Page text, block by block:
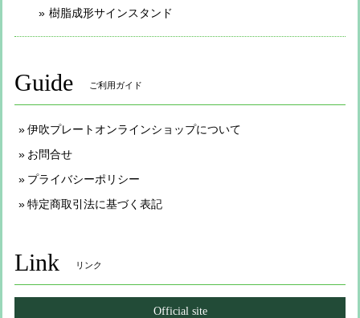
樹脂成形サインスタンド
Guide ご利用ガイド
伊吹プレートオンラインショップについて
お問合せ
プライバシーポリシー
特定商取引法に基づく表記
Link リンク
Official site